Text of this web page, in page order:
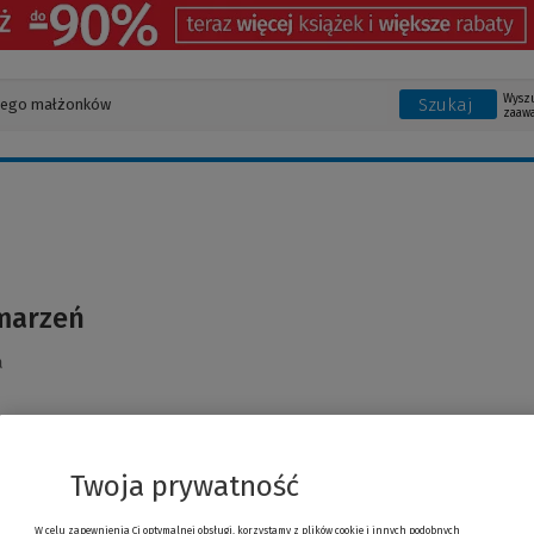
Szukaj
Twoja prywatność
W celu zapewnienia Ci optymalnej obsługi, korzystamy z plików cookie i innych podobnych